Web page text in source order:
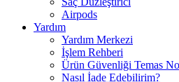
Airpods
Yardım
Yardım Merkezi
İşlem Rehberi
Ürün Güvenliği Temas
Nasıl İade Edebilirim?